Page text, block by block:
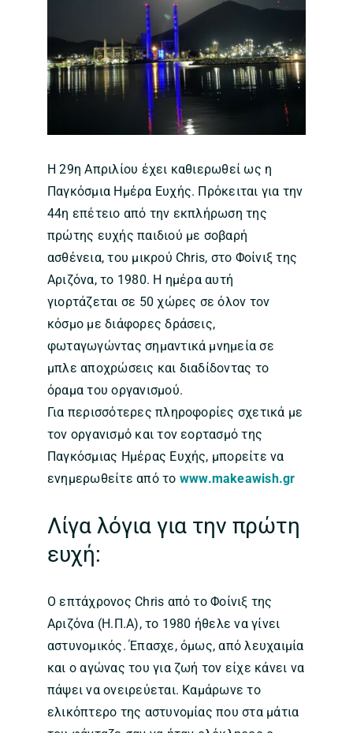
Η 29η Απριλίου έχει καθιερωθεί ως η
Παγκόσμια Ημέρα Ευχής. Πρόκειται για την
44η επέτειο από την εκπλήρωση της
πρώτης ευχής παιδιού με σοβαρή
ασθένεια, του μικρού Chris, στο Φοίνιξ της
Αριζόνα, το 1980. Η ημέρα αυτή
γιορτάζεται σε 50 χώρες σε όλον τον
κόσμο με διάφορες δράσεις,
φωταγωγώντας σημαντικά μνημεία σε
μπλε αποχρώσεις και διαδίδοντας το
όραμα του οργανισμού.
Για περισσότερες πληροφορίες σχετικά με
τον οργανισμό και τον εορτασμό της
Παγκόσμιας Ημέρας Ευχής, μπορείτε να
ενημερωθείτε από το www.makeawish.gr
Λίγα λόγια για την πρώτη
ευχή:
Ο επτάχρονος Chris από το Φοίνιξ της
Αριζόνα (Η.Π.Α), το 1980 ήθελε να γίνει
αστυνομικός. Έπασχε, όμως, από λευχαιμία
και ο αγώνας του για ζωή τον είχε κάνει να
πάψει να ονειρεύεται. Καμάρωνε το
ελικόπτερο της αστυνομίας που στα μάτια